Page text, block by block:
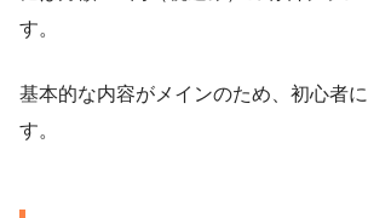
す。
基本的な内容がメインのため、初心者
す。